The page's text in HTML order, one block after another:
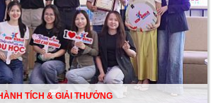
TỪ NEW WORLD EDUCATION
HỌC ÚC DẦN TRỞ THÀNH LỰA CHỌN HÀNG
CỦA DU HỌC SINH NĂM 2026 – VÀ TẤT CẢ
CÓ LÝ DO!!
TÍCH & GIẢI THƯỞNG